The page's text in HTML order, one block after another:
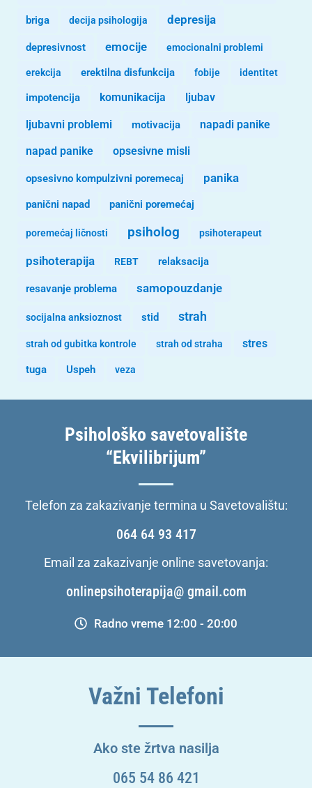
briga decija psihologija depresija
depresivnost emocije emocionalni problemi
erekcija erektilna disfunkcija fobije identitet
impotencija komunikacija ljubav
ljubavni problemi motivacija napadi panike
napad panike opsesivne misli
opsesivno kompulzivni poremecaj panika
panični napad panični poremećaj
poremećaj ličnosti psiholog psihoterapeut
psihoterapija REBT relaksacija
resavanje problema samopouzdanje
socijalna anksioznost stid strah
strah od gubitka kontrole strah od straha stres
tuga Uspeh veza
Psihološko savetovalište
“Ekvilibrijum”
Telefon za zakazivanje termina u Savetovalištu:
064 64 93 417
Email za zakazivanje online savetovanja:
onlinepsihoterapija@ gmail.com
Radno vreme 12:00 - 20:00
Važni Telefoni
Ako ste žrtva nasilja
065 54 86 421